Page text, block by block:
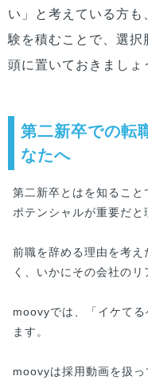
い」と考えている方
験を積むことで、選択
頭に置いておきましょ
第二新卒での転
なたへ
第二新卒とはを知ること
ポテンシャルが重要だと
前職を辞める理由を考
く、いかにその会社のリ
moovyでは、「イケて
ます。
moovyは採用動画を扱